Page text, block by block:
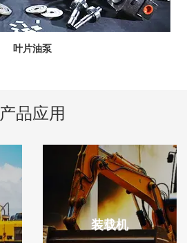
叶片油泵
产品应用
装载机